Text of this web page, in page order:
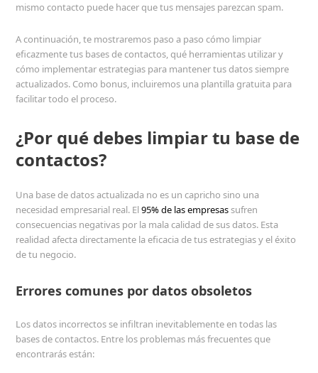
mismo contacto puede hacer que tus mensajes parezcan spam.
A continuación, te mostraremos paso a paso cómo limpiar
eficazmente tus bases de contactos, qué herramientas utilizar y
cómo implementar estrategias para mantener tus datos siempre
actualizados. Como bonus, incluiremos una plantilla gratuita para
facilitar todo el proceso.
¿Por qué debes limpiar tu base de
contactos?
Una base de datos actualizada no es un capricho sino una
necesidad empresarial real. El95% de las empresassufren
consecuencias negativas por la mala calidad de sus datos. Esta
realidad afecta directamente la eficacia de tus estrategias y el éxito
de tu negocio.
Errores comunes por datos obsoletos
Los datos incorrectos se infiltran inevitablemente en todas las
bases de contactos. Entre los problemas más frecuentes que
encontrarás están: